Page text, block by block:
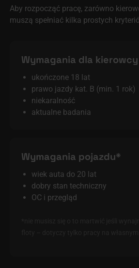
Aby rozpocząć pracę, zarówno
muszą spełniać kilka prostych
Wymagania dla kierowcy
ukończone 18 lat
prawo jazdy kat. B (min. 1 rok)
niekaralność
aktualne badania
Wymagania pojazdu*
wiek auta do 20 lat
dobry stan techniczny
OC i przegląd